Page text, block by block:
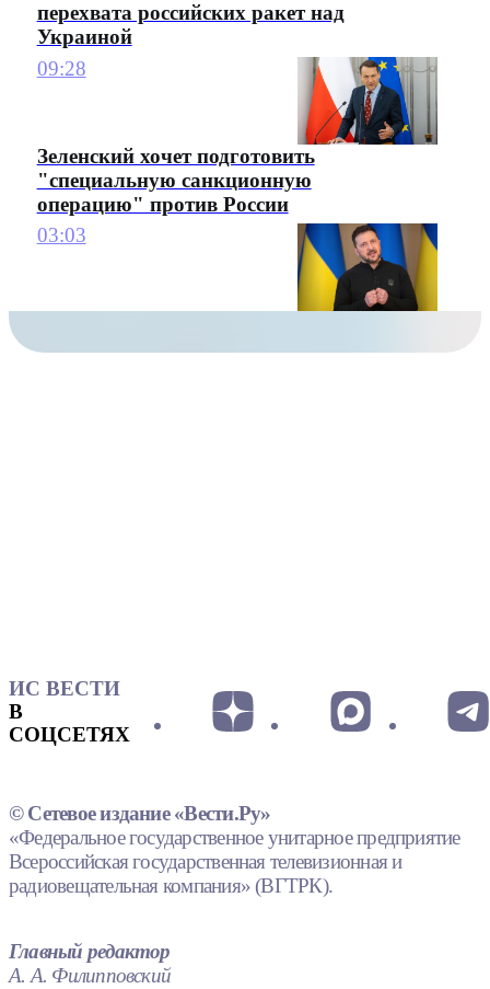
перехвата российских ракет над
Украиной
09:28
Зеленский хочет подготовить
"специальную санкционную
операцию" против России
03:03
ИС ВЕСТИ
В
СОЦСЕТЯХ
© Сетевое издание «Вести.Ру»
«Федеральное государственное унитарное предприятие
Всероссийская государственная телевизионная и
радиовещательная компания» (ВГТРК).
Главный редактор
А. А. Филипповский